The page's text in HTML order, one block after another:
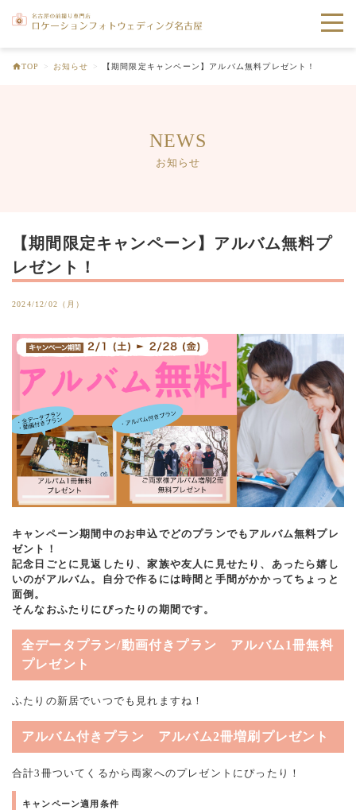
toggle
TOP > お知らせ > 【期間限定キャンペーン】アルバム無料プレゼント！
NEWS
お知らせ
【期間限定キャンペーン】アルバム無料プ
レゼント！
2024/12/02（月）
キャンペーン期間中のお申込でどのプランでもアルバム無料プレ
ゼント！
記念日ごとに見返したり、家族や友人に見せたり、あったら嬉し
いのがアルバム。自分で作るには時間と手間がかかってちょっと
面倒。
そんなおふたりにぴったりの期間です。
全データプラン/動画付きプラン アルバム1冊無料
プレゼント
ふたりの新居でいつでも見れますね！
アルバム付きプラン アルバム2冊増刷プレゼント
合計3冊ついてくるから両家へのプレゼントにぴったり！
キャンペーン適用条件